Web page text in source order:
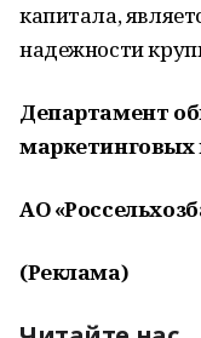
капитала,
надежности
Департамент
АО
(Реклама)